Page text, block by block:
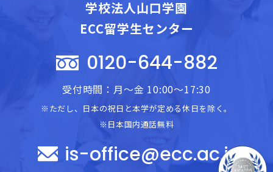
学校法人山口学園
ECC留学生センター
0120-644-882
受付時間：月～金 10:00～17:30
※ただし、日本の祝日と本学が定める休日を除く。
※日本国内通話無料
is-office@ecc.ac.jp